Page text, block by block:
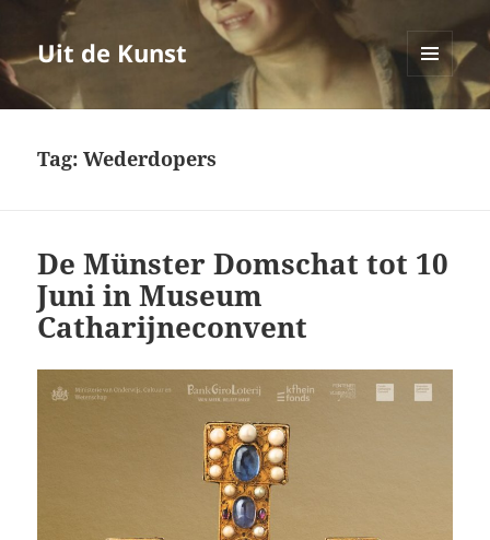
Uit de Kunst
MENU
EN
Tag:Wederdopers
De Münster Domschat tot 10
Juni in Museum
Catharijneconvent